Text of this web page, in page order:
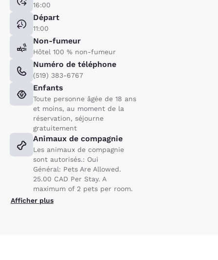
16:00
Départ
11:00
Non-fumeur
Hôtel 100 % non-fumeur
Numéro de téléphone
(519) 383-6767
Enfants
Toute personne âgée de 18 ans
et moins, au moment de la
réservation, séjourne
gratuitement
Animaux de compagnie
Les animaux de compagnie
sont autorisés.: Oui
Général: Pets Are Allowed.
25.00 CAD Per Stay. A
maximum of 2 pets per room.
Afficher plus